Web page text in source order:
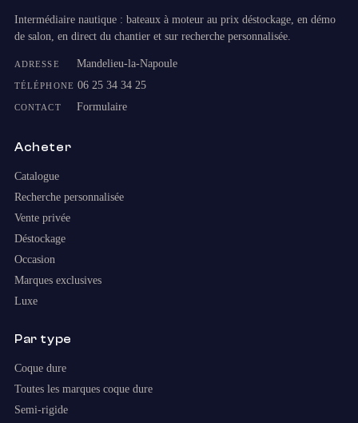
Intermédiaire nautique : bateaux à moteur au prix déstockage, en démo
de salon, en direct du chantier et sur recherche personnalisée.
ADRESSE Mandelieu-la-Napoule
TÉLÉPHONE 06 25 34 34 25
CONTACT Formulaire
Acheter
Catalogue
Recherche personnalisée
Vente privée
Déstockage
Occasion
Marques exclusives
Luxe
Par type
Coque dure
Toutes les marques coque dure
Semi-rigide